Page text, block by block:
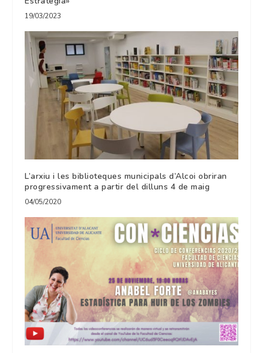
19/03/2023
L’arxiu i les biblioteques municipals d’Alcoi obriran
progressivament a partir del dilluns 4 de maig
04/05/2020